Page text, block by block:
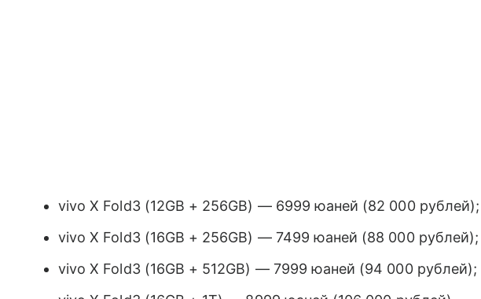
vivo X Fold3 (12GB + 256GB) — 6999 юаней (82 000 рублей);
vivo X Fold3 (16GB + 256GB) — 7499 юаней (88 000 рублей);
vivo X Fold3 (16GB + 512GB) — 7999 юаней (94 000 рублей);